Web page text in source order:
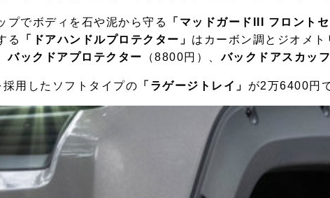
プでボディを石や泥から守る 「マッドガードIII フロント
る
「ドアハンドルプロテクター」 はカーボン調とジオメ
バックドアプロテクター （8800円）、バックドアスカッ
用したソフトタイプの 「ラゲージトレイ」 が2万6400円